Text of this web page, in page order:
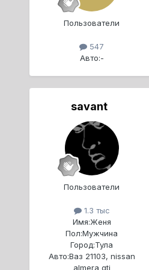
Пользователи
547
Авто:-
savant
Пользователи
1.3 тыс
Имя:Женя
Пол:Мужчина
Город:Тула
Авто:Ваз 21103, nissan
almera gti